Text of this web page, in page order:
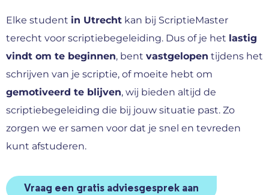
Elke student in Utrecht kan bij ScriptieMaster
terecht voor scriptiebegeleiding. Dus of je het lastig
vindt om te beginnen, bent vastgelopen tijdens het
schrijven van je scriptie, of moeite hebt om
gemotiveerd te blijven, wij bieden altijd de
scriptiebegeleiding die bij jouw situatie past. Zo
zorgen we er samen voor dat je snel en tevreden
kunt afstuderen.
Vraag een gratis adviesgesprek aan